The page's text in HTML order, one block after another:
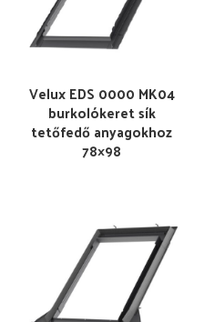
Velux EDS 0000 MK04
burkolókeret sík
tetőfedő anyagokhoz
78×98